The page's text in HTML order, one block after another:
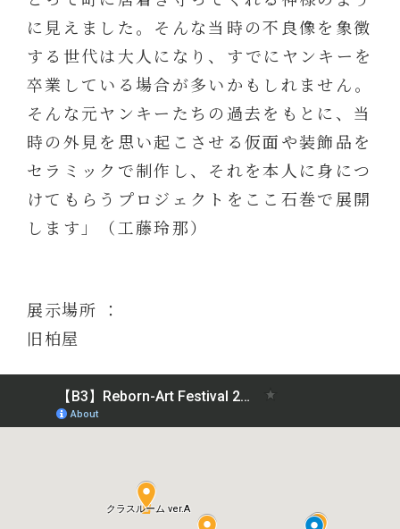
に見えました。そんな当時の不良像を象徴
する世代は大人になり、すでにヤンキーを
卒業している場合が多いかもしれません。
そんな元ヤンキーたちの過去をもとに、当
時の外見を思い起こさせる仮面や装飾品を
セラミックで制作し、それを本人に身につ
けてもらうプロジェクトをここ石巻で展開
します」（工藤玲那）
展示場所 ：
旧柏屋